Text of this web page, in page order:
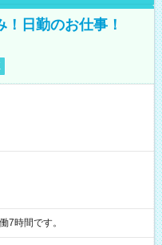
日勤のお仕事！
実働7時間です。